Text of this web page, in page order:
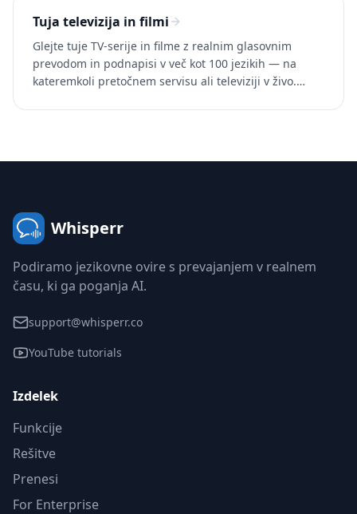
Tuja televizija in filmi
Glejte tuje TV-serije in filme z realnim glasovnim
prevodom in podnapisi v več kot 100 jezikih — na
kateremkoli pretočnem servisu ali televiziji v živo.
Whisperr
Podiramo jezikovne ovire s prevajanjem v realnem
času, ki ga poganja AI.
support@whisperr.co
YouTube tutorials
Izdelek
Funkcije
Rešitve
Prenesi
For Enterprise